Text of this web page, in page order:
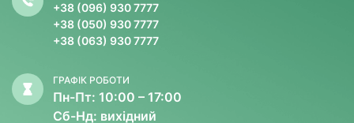
+38 (096) 930 7777
+38 (050) 930 7777
+38 (063) 930 7777
ГРАФІК РОБОТИ
Пн-Пт: 10:00 – 17:00
Сб-Нд: вихідний